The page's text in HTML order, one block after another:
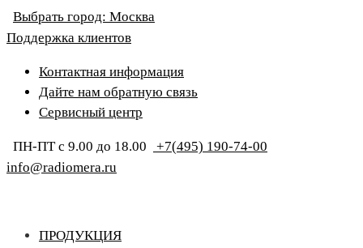
Выбрать город: Москва
Поддержка клиентов
Контактная информация
Дайте нам обратную связь
Сервисный центр
ПН-ПТ с 9.00 до 18.00
+7(495) 190-74-00
info@radiomera.ru
ПРОДУКЦИЯ